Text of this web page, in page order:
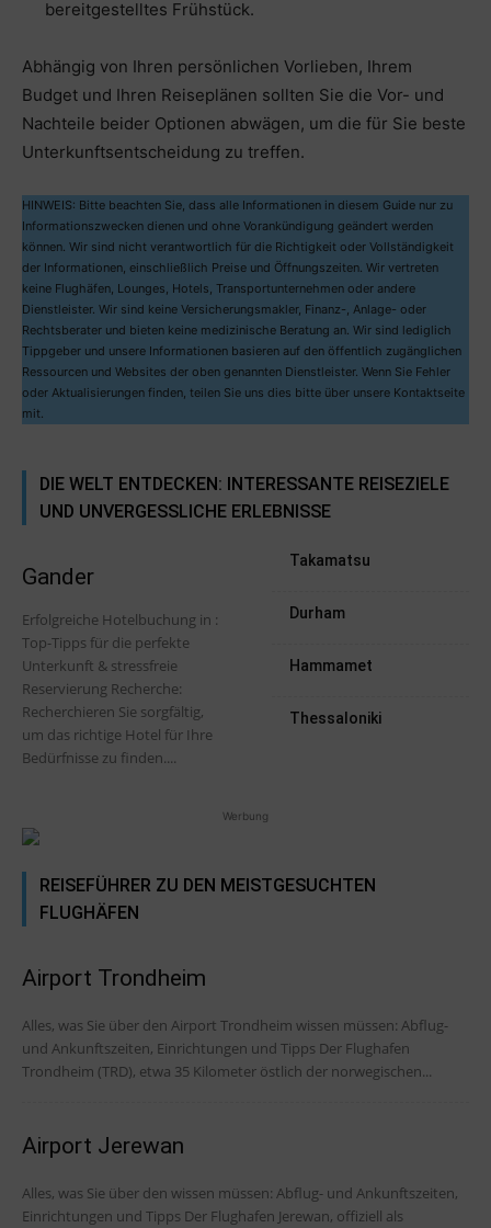
bereitgestelltes Frühstück.
Abhängig von Ihren persönlichen Vorlieben, Ihrem
Budget und Ihren Reiseplänen sollten Sie die Vor- und
Nachteile beider Optionen abwägen, um die für Sie beste
Unterkunftsentscheidung zu treffen.
HINWEIS: Bitte beachten Sie, dass alle Informationen in diesem Guide nur zu
Informationszwecken dienen und ohne Vorankündigung geändert werden
können. Wir sind nicht verantwortlich für die Richtigkeit oder Vollständigkeit
der Informationen, einschließlich Preise und Öffnungszeiten. Wir vertreten
keine Flughäfen, Lounges, Hotels, Transportunternehmen oder andere
Dienstleister. Wir sind keine Versicherungsmakler, Finanz-, Anlage- oder
Rechtsberater und bieten keine medizinische Beratung an. Wir sind lediglich
Tippgeber und unsere Informationen basieren auf den öffentlich zugänglichen
Ressourcen und Websites der oben genannten Dienstleister. Wenn Sie Fehler
oder Aktualisierungen finden, teilen Sie uns dies bitte über unsere Kontaktseite
mit.
DIE WELT ENTDECKEN: INTERESSANTE REISEZIELE
UND UNVERGESSLICHE ERLEBNISSE
Gander
Erfolgreiche Hotelbuchung in :
Top-Tipps für die perfekte
Unterkunft & stressfreie
Reservierung Recherche:
Recherchieren Sie sorgfältig,
um das richtige Hotel für Ihre
Bedürfnisse zu finden....
Takamatsu
Durham
Hammamet
Thessaloniki
Werbung
REISEFÜHRER ZU DEN MEISTGESUCHTEN
FLUGHÄFEN
Airport Trondheim
Alles, was Sie über den Airport Trondheim wissen müssen: Abflug-
und Ankunftszeiten, Einrichtungen und Tipps Der Flughafen
Trondheim (TRD), etwa 35 Kilometer östlich der norwegischen...
Airport Jerewan
Alles, was Sie über den wissen müssen: Abflug- und Ankunftszeiten,
Einrichtungen und Tipps Der Flughafen Jerewan, offiziell als